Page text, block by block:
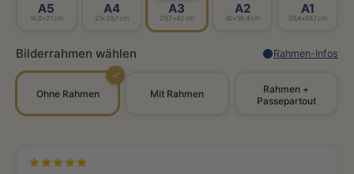
A5
14,8×21 cm
A4
21×29,7 cm
A3
29,7×42 cm
A2
42×59,4 cm
A1
59,4×84,1 cm
Bilderrahmen wählen Rahmen-Infos
Ohne Rahmen
✓
Mit Rahmen
Rahmen +
Passepartout